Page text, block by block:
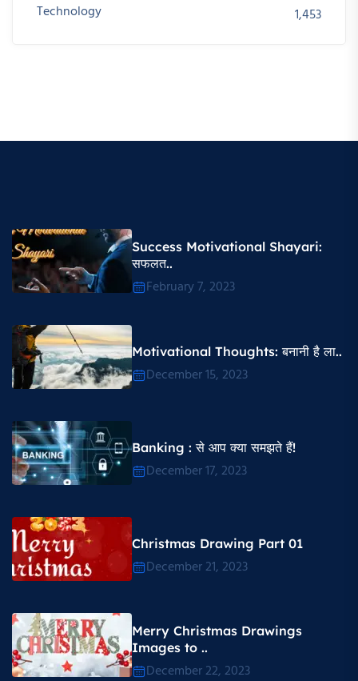
Technology
1,453
Success Motivational Shayari​:
सफलत..
February 7, 2023
Motivational Thoughts​: बनानी है ला..
December 15, 2023
Banking : से आप क्या समझते हैं!
December 17, 2023
Christmas Drawing Part 01
December 21, 2023
Merry Christmas Drawings
Images to ..
December 22, 2023